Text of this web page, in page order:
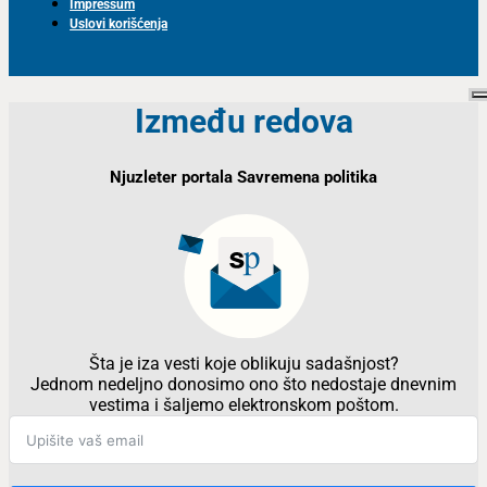
Impressum
Uslovi korišćenja
Između redova
Njuzleter portala Savremena politika
Šta je iza vesti koje oblikuju sadašnjost?
Jednom nedeljno donosimo ono što nedostaje dnevnim
vestima i šaljemo elektronskom poštom.